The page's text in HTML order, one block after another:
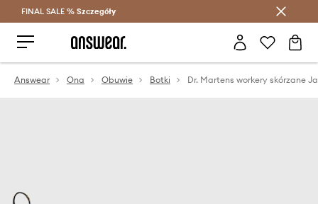
Oszczędzaj z Answear Club >
FINAL SALE % Szczegóły
Answear Ona Obuwie Botki